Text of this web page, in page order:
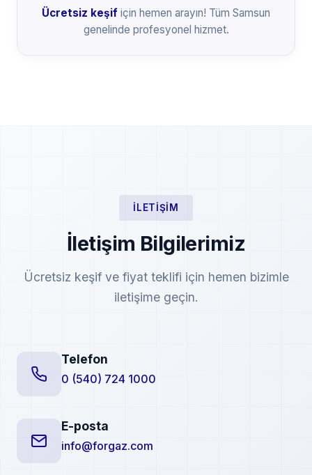
Ücretsiz keşif için hemen arayın! Tüm Samsun
genelinde profesyonel hizmet.
İLETIŞIM
İletişim Bilgilerimiz
Ücretsiz keşif ve fiyat teklifi için hemen bizimle
iletişime geçin.
Telefon
0 (540) 724 1000
E-posta
info@forgaz.com